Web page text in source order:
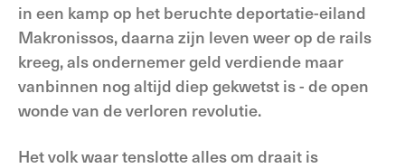
in een kamp op het beruchte deportatie-eiland
Makronissos, daarna zijn leven weer op de rails
kreeg, als ondernemer geld verdiende maar
vanbinnen nog altijd diep gekwetst is - de open
wonde van de verloren revolutie.
Het volk waar tenslotte alles om draait is